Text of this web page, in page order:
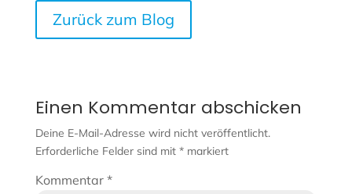
Zurück zum Blog
Einen Kommentar abschicken
Deine E-Mail-Adresse wird nicht veröffentlicht.
Erforderliche Felder sind mit *markiert
Kommentar *